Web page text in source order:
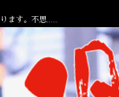
ます。不思……